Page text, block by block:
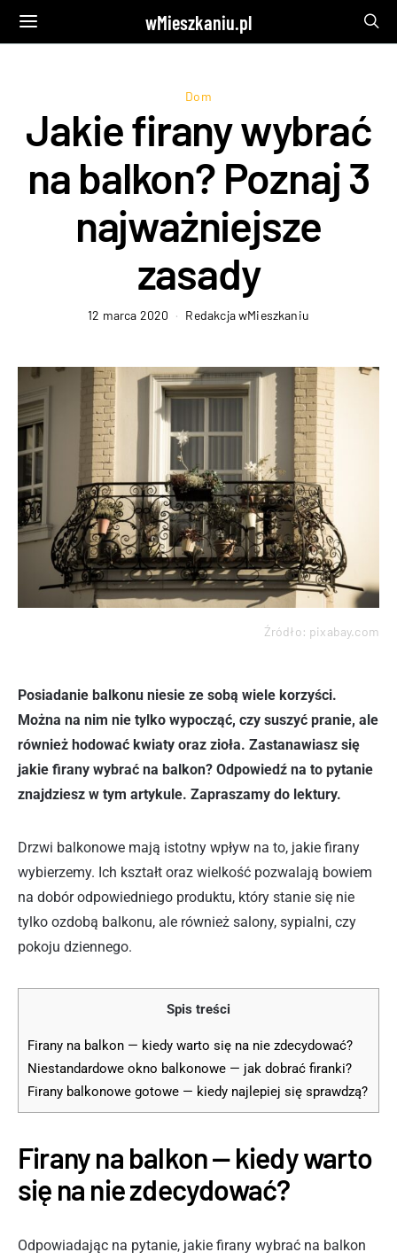
wMieszkaniu.pl
Dom
Jakie firany wybrać
na balkon? Poznaj 3
najważniejsze
zasady
12 marca 2020 Redakcja wMieszkaniu
Źródło: pixabay.com
Posiadanie balkonu niesie ze sobą wiele korzyści.
Można na nim nie tylko wypocząć, czy suszyć pranie, ale
również hodować kwiaty oraz zioła. Zastanawiasz się
jakie firany wybrać na balkon? Odpowiedź na to pytanie
znajdziesz w tym artykule. Zapraszamy do lektury.
Drzwi balkonowe mają istotny wpływ na to, jakie firany
wybierzemy. Ich kształt oraz wielkość pozwalają bowiem
na dobór odpowiedniego produktu, który stanie się nie
tylko ozdobą balkonu, ale również salony, sypialni, czy
pokoju dziennego.
Spis treści
Firany na balkon — kiedy warto się na nie zdecydować?
Niestandardowe okno balkonowe — jak dobrać firanki?
Firany balkonowe gotowe — kiedy najlepiej się sprawdzą?
Firany na balkon — kiedy warto
się na nie zdecydować?
Odpowiadając na pytanie, jakie firany wybrać na balkon